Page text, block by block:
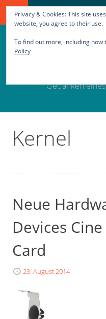
SKIP
TO
00Q
Gedanken
Kernel
Neue
Devices Cine
Card
23. August 2014
Privacy & Cookies: This site
website, you agree to their use.
To find out more, including how
Policy